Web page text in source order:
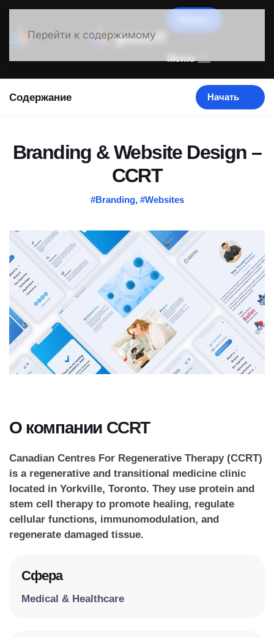
Перейти к содержимому
Меню
Содержание Начать
Branding & Website Design –
CCRT
#Branding, #Websites
О компании CCRT
Canadian Centres For Regenerative Therapy (CCRT)
is a regenerative and transitional medicine clinic
located in Yorkville, Toronto. They use protein and
stem cell therapy to promote healing, regulate
cellular functions, immunomodulation, and
regenerate damaged tissue.
Сфера
Medical & Healthcare